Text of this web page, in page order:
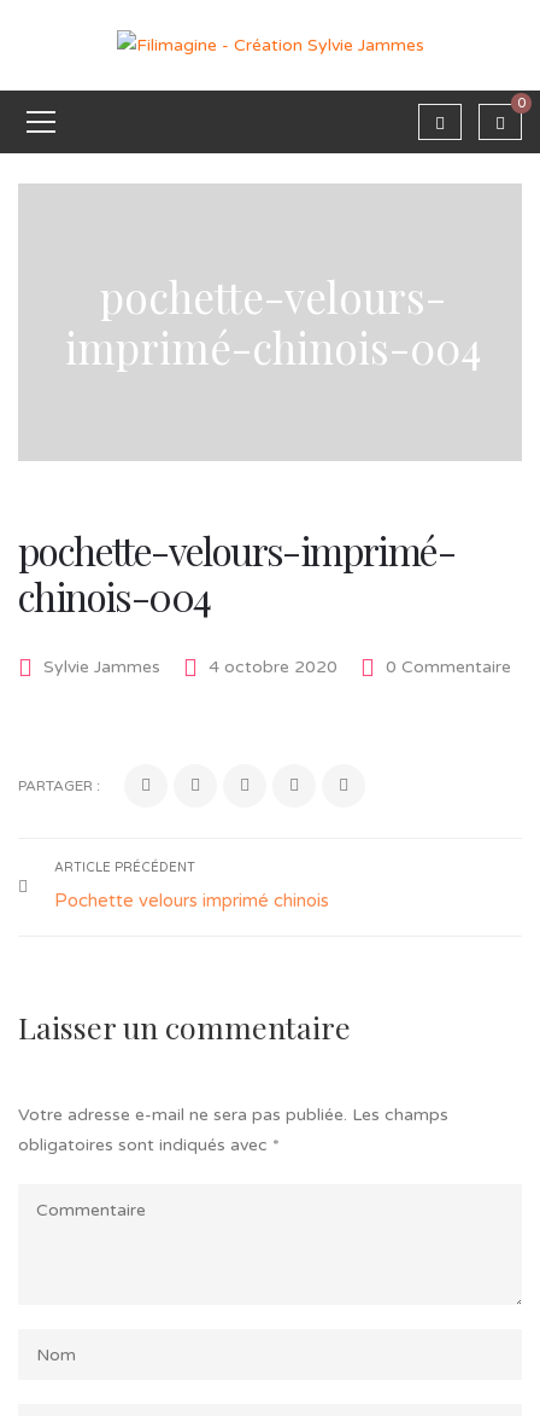
0
pochette-velours-
imprimé-chinois-004
pochette-velours-imprimé-
chinois-004
Sylvie Jammes 4 octobre 2020 0 Commentaire
PARTAGER :
ARTICLE PRÉCÉDENT
Pochette velours imprimé chinois
Laisser un commentaire
Votre adresse e-mail ne sera pas publiée. Les champs
obligatoires sont indiqués avec *